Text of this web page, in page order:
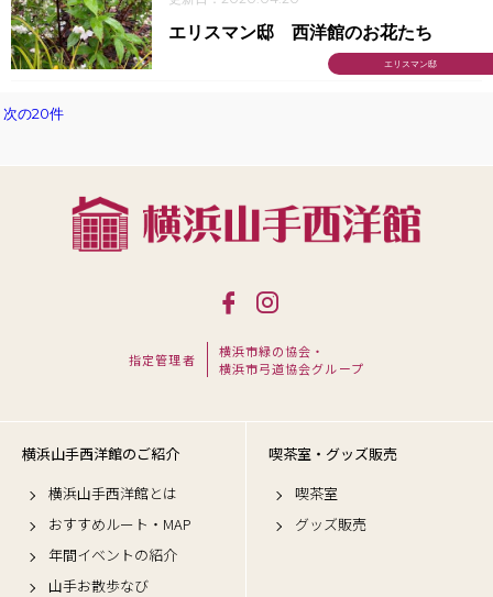
エリスマン邸
エリスマン邸 西洋館のお花たち
次の20件
指定管理者
横浜市緑の協会・
横浜市弓道協会グループ
横浜山手西洋館のご紹介
横浜山手西洋館とは
おすすめルート・MAP
年間イベントの紹介
山手お散歩なび
喫茶室・グッズ販売
喫茶室
グッズ販売